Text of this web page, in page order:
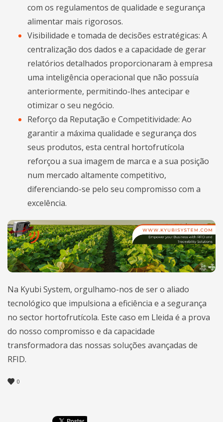
com os regulamentos de qualidade e segurança
alimentar mais rigorosos.
Visibilidade e tomada de decisões estratégicas: A
centralização dos dados e a capacidade de gerar
relatórios detalhados proporcionaram à empresa
uma inteligência operacional que não possuía
anteriormente, permitindo-lhes antecipar e
otimizar o seu negócio.
Reforço da Reputação e Competitividade: Ao
garantir a máxima qualidade e segurança dos
seus produtos, esta central hortofrutícola
reforçou a sua imagem de marca e a sua posição
num mercado altamente competitivo,
diferenciando-se pelo seu compromisso com a
excelência.
Na Kyubi System, orgulhamo-nos de ser o aliado
tecnológico que impulsiona a eficiência e a segurança
no sector hortofrutícola. Este caso em Lleida é a prova
do nosso compromisso e da capacidade
transformadora das nossas soluções avançadas de
RFID.
0